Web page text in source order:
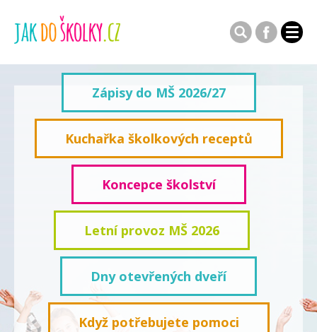
Zápisy do MŠ 2026/27
Kuchařka školkových receptů
Koncepce školství
Letní provoz MŠ 2026
Dny otevřených dveří
Když potřebujete pomoci